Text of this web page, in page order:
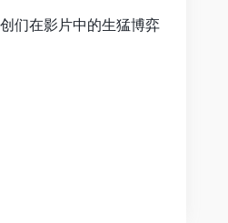
们在影片中的生猛博弈